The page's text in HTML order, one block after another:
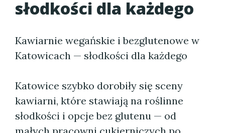
słodkości dla każdego
Kawiarnie wegańskie i bezglutenowe w
Katowicach — słodkości dla każdego
Katowice szybko dorobiły się sceny
kawiarni, które stawiają na roślinne
słodkości i opcje bez glutenu — od